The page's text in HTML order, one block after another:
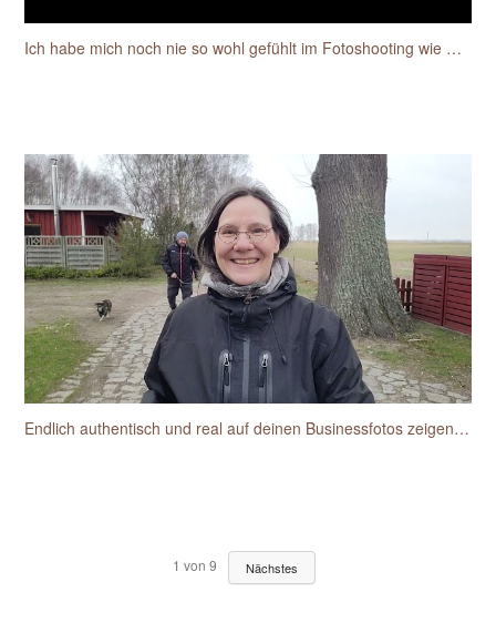
Ich habe mich noch nie so wohl gefühlt im Fotoshooting wie mit Sylke
Endlich authentisch und real auf deinen Businessfotos zeigen wie du dich siehst und wieder erkennst
1 von 9 Nächstes